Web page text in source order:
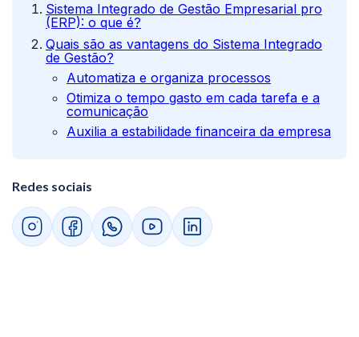
Sistema Integrado de Gestão Empresarial pro
(ERP): o que é?
Quais são as vantagens do Sistema Integrado
de Gestão?
Automatiza e organiza processos
Otimiza o tempo gasto em cada tarefa e a
comunicação
Auxilia a estabilidade financeira da empresa
Redes sociais